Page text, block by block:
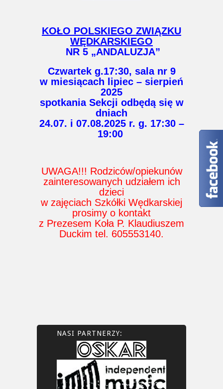
KOŁO POLSKIEGO ZWIĄZKU
WĘDKARSKIEGO
NR 5 „ANDALUZJA”
Czwartek g.17:30, sala nr 9
w miesiącach lipiec – sierpień
2025
spotkania Sekcji odbędą się w
dniach
24.07. i 07.08.2025 r. g. 17:30 –
19:00
UWAGA!!! Rodziców/opiekunów
zainteresowanych udziałem ich
dzieci
w zajęciach Szkółki Wędkarskiej
prosimy o kontakt
z Prezesem Koła P. Klaudiuszem
Duckim tel. 605553140.
NASI PARTNERZY: